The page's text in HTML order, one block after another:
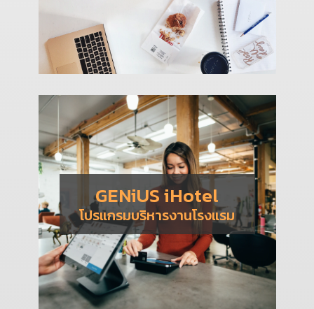
GENiUS iHotel
โปรแกรมบริหารงานโรงแรม